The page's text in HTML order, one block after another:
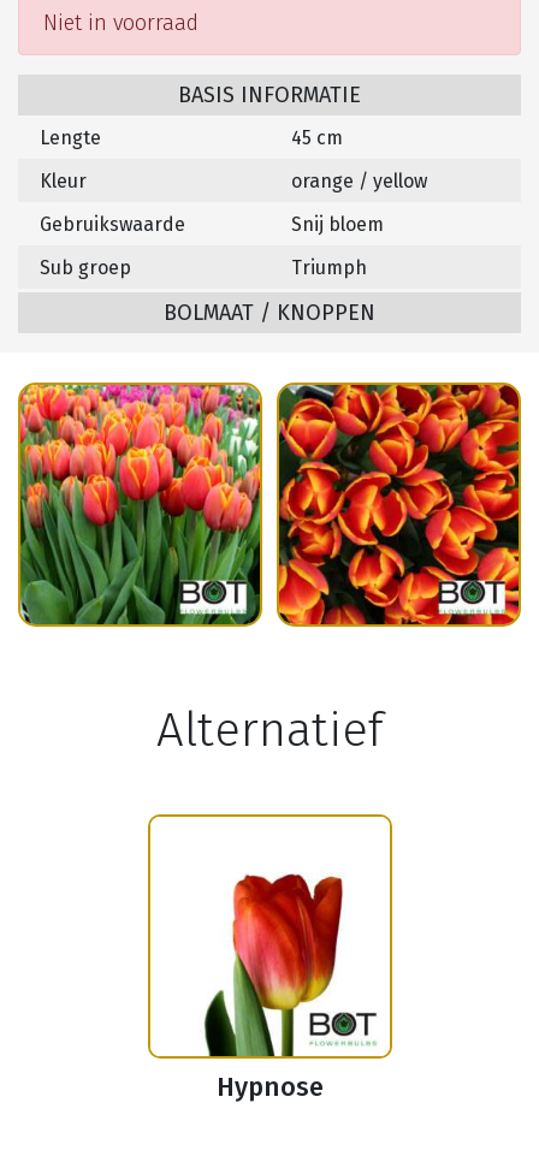
Niet in voorraad
BASIS INFORMATIE
Lengte
45 cm
Kleur
orange / yellow
Gebruikswaarde
Snij bloem
Sub groep
Triumph
BOLMAAT / KNOPPEN
Alternatief
Hypnose